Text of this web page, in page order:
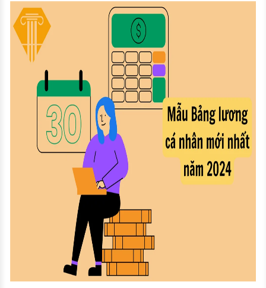
Xu hướng việc làm
XÂY DỰNG VÀ PHÁT TRIỂN ĐỘI NGŨ
NHÂN SỰ
TUYỂN DỤNG VIỆC LÀM